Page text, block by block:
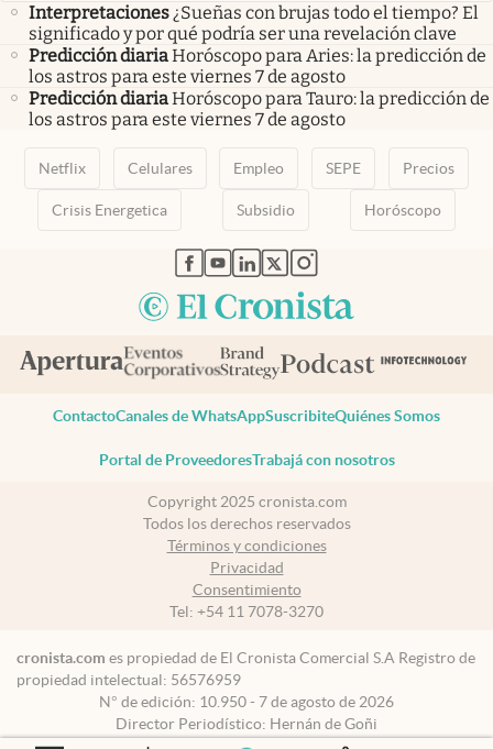
Interpretaciones¿Sueñas con brujas todo el tiempo? El
significado y por qué podría ser una revelación clave
Predicción diariaHoróscopo para Aries: la predicción de
los astros para este viernes 7 de agosto
Predicción diariaHoróscopo para Tauro: la predicción de
los astros para este viernes 7 de agosto
Netflix Celulares Empleo SEPE Precios
Crisis Energetica Subsidio Horóscopo
abre en nueva pestaña
abre en nueva pestaña
abre en nueva pestaña
abre en nueva pestaña
abre en nueva pestaña
ContactoCanales de WhatsAppSuscribiteQuiénes Somos
Portal de ProveedoresTrabajá con nosotros
Copyright 2025 cronista.com
Todos los derechos reservados
Términos y condiciones
Privacidad
Consentimiento
Tel: +54 11 7078-3270
cronista.com es propiedad de El Cronista Comercial S.A Registro de
propiedad intelectual: 56576959
N° de edición: 10.950 - 7 de agosto de 2026
Director Periodístico: Hernán de Goñi